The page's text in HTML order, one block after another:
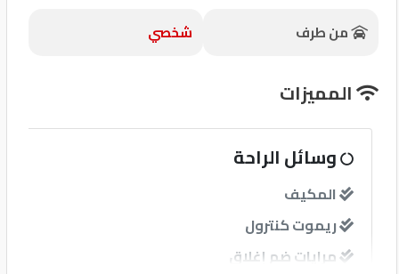
نمبر
كيو
كارز
كيو
ماركت
الدليل
القطري
من طرف
شخصي
المميزات
وسائل الراحة
المكيف
ريموت كنترول
مرايات ضم إغلاق